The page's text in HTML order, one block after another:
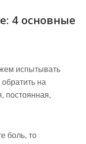
4 основные
испытывать
на
постоянная,
боль, то